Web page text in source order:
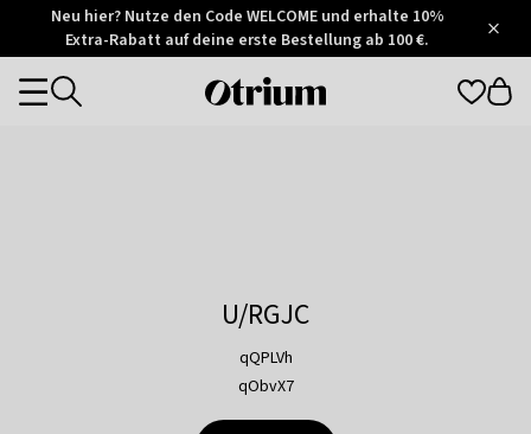
Otrium
Trustpilot
Neu hier? Nutze den Code WELCOME und erhalte 10%
Extra-Rabatt auf deine erste Bestellung ab 100 €.
Otrium
Categories
U/RGJC
qQPLVh
qObvX7